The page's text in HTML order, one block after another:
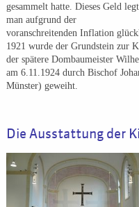
gesammelt hatte. Dieses Geld
man aufgrund der
voranschreitenden Inflation
1921 wurde der Grundstein zur
der spätere Dombaumeister
am 6.11.1924 durch Bischof
Münster) geweiht.
Die Ausstattung der